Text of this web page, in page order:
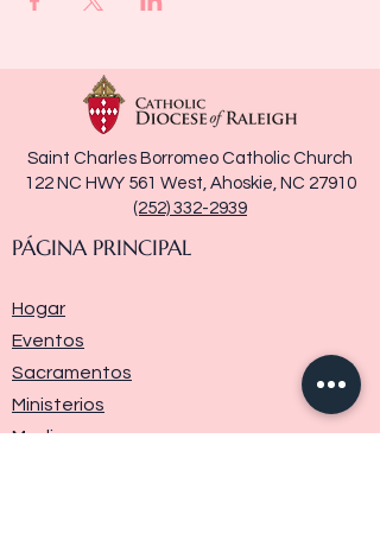
Saint Charles Borromeo Catholic Church
122 NC HWY 561 West, Ahoskie, NC 27910
(252) 332-2939
PÁGINA PRINCIPAL
Hogar
Eventos
Sacramentos
Ministerios
Media